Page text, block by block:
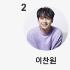
2
이찬원